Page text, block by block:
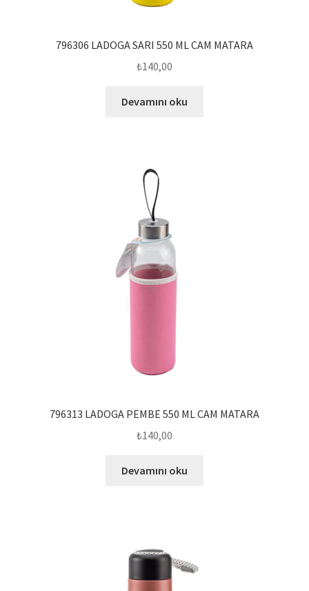
796306 LADOGA SARI 550 ML CAM MATARA
₺140,00
Devamını oku
796313 LADOGA PEMBE 550 ML CAM MATARA
₺140,00
Devamını oku